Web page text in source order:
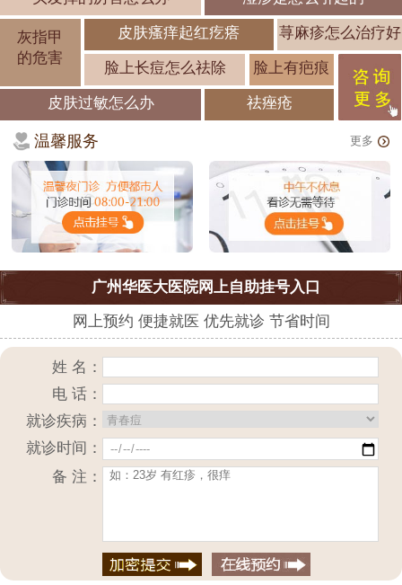
灰指甲
的危害
皮肤瘙痒起红疙瘩 荨麻疹怎么治疗好
脸上长痘怎么祛除 脸上有疤痕
皮肤过敏怎么办 祛痤疮
温馨服务 更多
广州华医大医院网上自助挂号入口
网上预约 便捷就医 优先就诊 节省时间
姓 名：
电 话：
就诊疾病：
就诊时间：
备 注：